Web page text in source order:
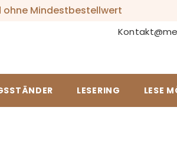
ohne Mindestbestellwert
LESERING LESE